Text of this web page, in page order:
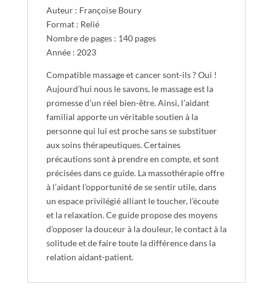
Auteur : Françoise Boury
Format : Relié
Nombre de pages : 140 pages
Année : 2023
Compatible massage et cancer sont-ils ? Oui !
Aujourd’hui nous le savons, le massage est la
promesse d’un réel bien-être. Ainsi, l’aidant
familial apporte un véritable soutien à la
personne qui lui est proche sans se substituer
aux soins thérapeutiques. Certaines
précautions sont à prendre en compte, et sont
précisées dans ce guide. La massothérapie offre
à l’aidant l’opportunité de se sentir utile, dans
un espace privilégié alliant le toucher, l’écoute
et la relaxation. Ce guide propose des moyens
d’opposer la douceur à la douleur, le contact à la
solitude et de faire toute la différence dans la
relation aidant-patient.